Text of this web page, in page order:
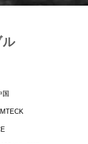
ル
国